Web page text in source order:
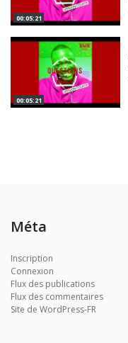
00:05:21
00:05:21
Méta
Inscription
Connexion
Flux des publications
Flux des commentaires
Site de WordPress-FR